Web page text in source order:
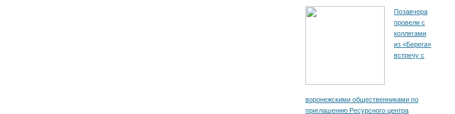
Позавчера
провели с
коллегами
из «Берега»
встречу с
воронежскими общественниками по
приглашению Ресурсного центра